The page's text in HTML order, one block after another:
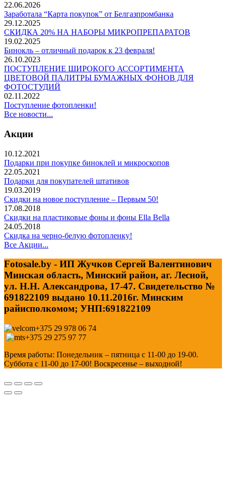
22.06.2026
Заработала “Карта покупок” от Белгазпромбанка
29.12.2025
СКИДКА 20% НА НАБОРЫ МИКРОПРЕПАРАТОВ
19.02.2025
Бинокль – отличный подарок к 23 февраля!
26.10.2023
ПОСТУПЛЕНИЕ ШИРОКОГО АССОРТИМЕНТА
ЦВЕТОВОЙ ПАЛИТРЫ БУМАЖНЫХ ФОНОВ ДЛЯ
ФОТОСТУДИЙ
02.11.2022
Поступление фотопленки!
Все новости...
Акции
10.12.2021
Подарки при покупке биноклей и микроскопов
22.05.2021
Подарки для покупателей штативов
19.03.2019
Скидки на новое поступление – Первым 50!
17.08.2018
Скидки на пластиковые фоны и фоны Ella Bella
24.05.2018
Скидка на черно-белую фотопленку!
Все Акции...
Fotosale.by - ИП Жучков Сергей Валентинович
Минская область, Минский район, аг. Лесной,
ул. Н.Н. Александрова, 17-47. Свидетельство №
691822109 выдано 10.11.2016г. Минским
райисполкомом; УНП:691822109
+375 29 978 06 74
+375 29 275 97 77
Время работы: Понедельник – пятница с 11-00 до 19-00.
Суббота с 11-00 до 17-00! Воскресенье – выходной!